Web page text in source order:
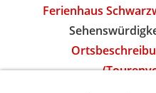
Ferienhaus